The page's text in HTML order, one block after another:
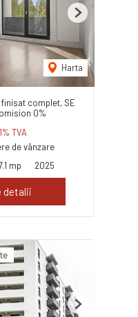
Harta
Next
complet, SE
0%
TVA
de vânzare
mp 2025
detalii
Next